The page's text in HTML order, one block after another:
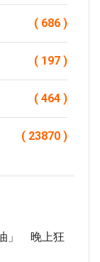
( 686 )
( 197 )
( 464 )
( 23870 )
」 晚上狂